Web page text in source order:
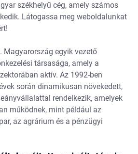
székhelyű cég, amely számos
Látogassa meg weboldalunkat
Magyarország egyik vezető
társasága, amely a
aktív. Az 1992-ben
során dinamikusan növekedett,
rendelkezik, amelyek
működnek, mint például az
az agrárium és a pénzügyi